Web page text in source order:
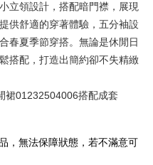
Hwa Commercial
Komersial Taipei
Bank
Bank
21 Bank
Bank Komersial Pertama
Chang Hwa Commercial Bank
Bank Komersial Taipei Fubon
Mega International Commercial
Hwatai Bank
Far Eastern International Bank
立領設計，搭配暗門襟，展現
供舒適的穿著體驗，五分袖設
春夏季節穿搭。無論是休閒日
搭配，打造出簡約卻不失精緻
裙01232504006搭配成套
，無法保障狀態，若不滿意可